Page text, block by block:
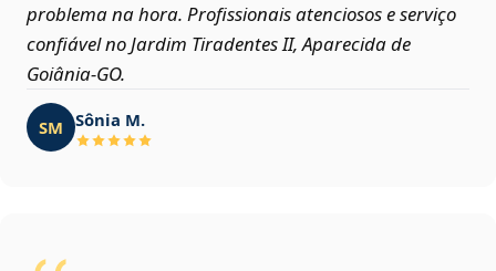
problema na hora. Profissionais atenciosos e serviço
confiável no Jardim Tiradentes II, Aparecida de
Goiânia‑GO.
SM Sônia M.